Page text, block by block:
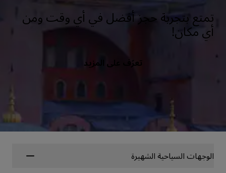
تمتع بتجربة حجز أفضل في أي وقت ومن
أي مكان!
تعرّف على المزيد
الوجهات السياحية الشهيرة